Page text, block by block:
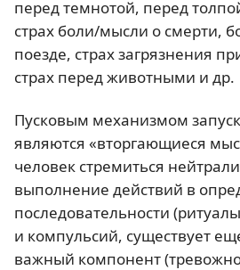
перед темнотой, перед
страх боли/мысли о смерти,
поезде, страх загрязнения
страх перед животными и др.
Пусковым механизмом
являются «вторгающиеся
человек стремиться
выполнение действий в
последовательности
и компульсий, существует
важный компонент